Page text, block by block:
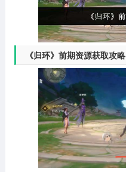
《归环》前期资源获取攻略